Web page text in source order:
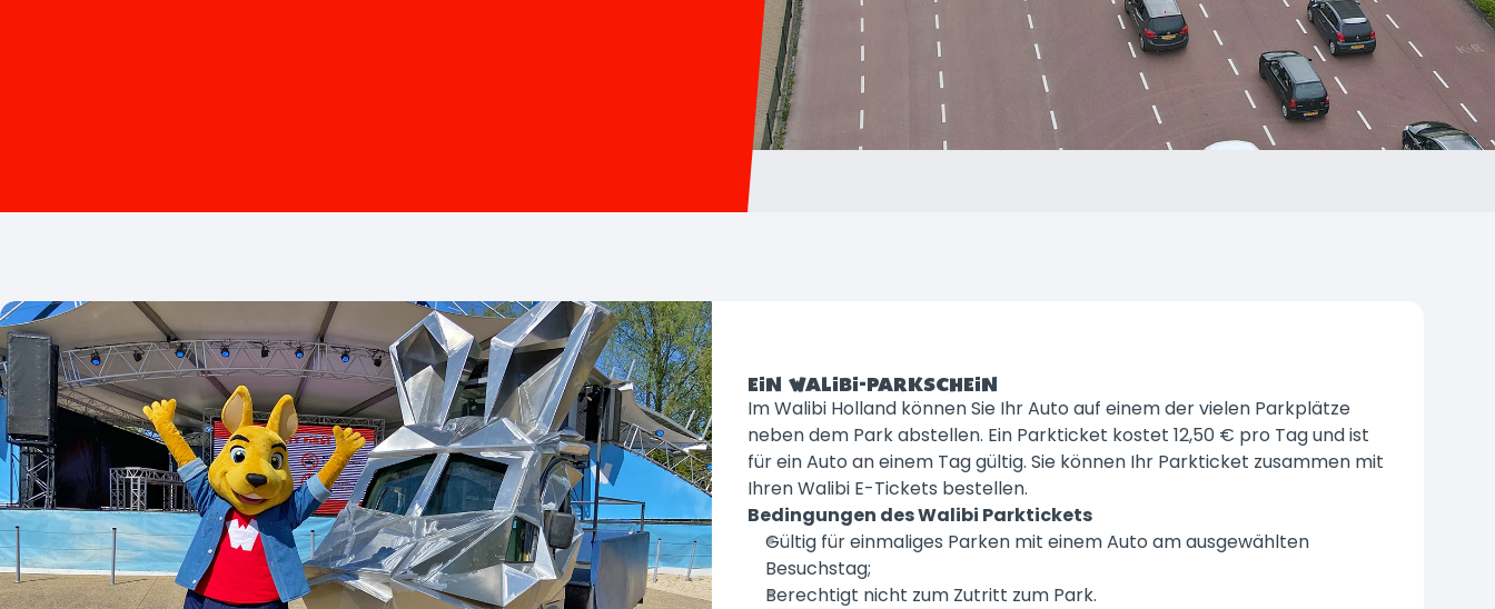
EIN WALIBI-PARKSCHEIN
Im Walibi Holland können Sie Ihr Auto auf einem der vielen Parkplätze
neben dem Park abstellen. Ein Parkticket kostet 12,50 € pro Tag und ist
für ein Auto an einem Tag gültig. Sie können Ihr Parkticket zusammen mit
Ihren Walibi E-Tickets bestellen.
Bedingungen des Walibi Parktickets
Gültig für einmaliges Parken mit einem Auto am ausgewählten
Besuchstag;
Berechtigt nicht zum Zutritt zum Park.